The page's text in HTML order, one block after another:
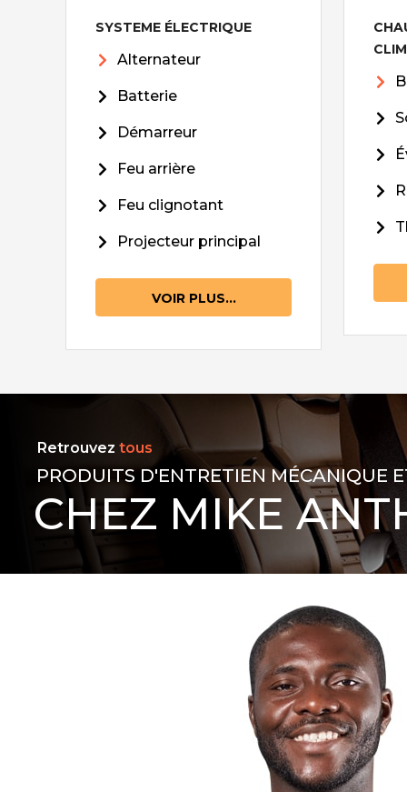
SYSTEME ÉLECTRIQUE
Alternateur
Batterie
Démarreur
Feu arrière
Feu clignotant
Projecteur principal
VOIR PLUS...
Retrouvez tous
PRODUITS D'ENTRETIEN MÉCANIQUE
CHEZ MIKE